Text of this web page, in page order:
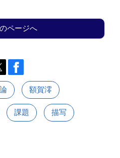
ページへ
額賀澪
課題 描写